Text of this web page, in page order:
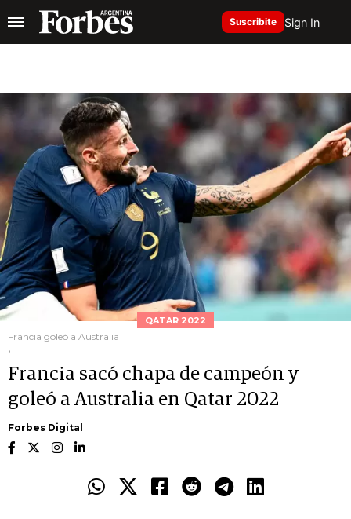
Suscribite Sign In
QATAR 2022
Francia goleó a Australia
.
Francia sacó chapa de campeón y
goleó a Australia en Qatar 2022
Forbes Digital